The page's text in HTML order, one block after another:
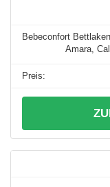
Bebeconfort
Amara,